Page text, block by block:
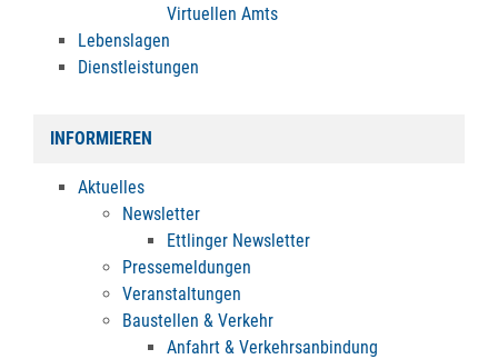
Virtuellen Amts
Lebenslagen
Dienstleistungen
INFORMIEREN
Aktuelles
Newsletter
Ettlinger Newsletter
Pressemeldungen
Veranstaltungen
Baustellen & Verkehr
Anfahrt & Verkehrsanbindung